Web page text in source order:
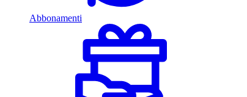
Abbonamenti